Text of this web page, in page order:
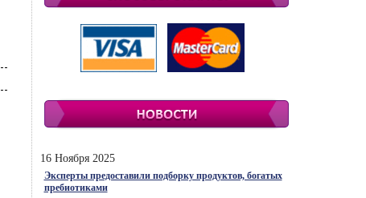
16 Ноября 2025
Эксперты предоставили подборку продуктов, богатых
пребиотиками